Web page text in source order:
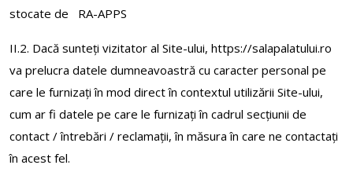
stocate de RA-APPS
II.2. Dacă sunteți vizitator al Site-ului, https://salapalatului.ro
va prelucra datele dumneavoastră cu caracter personal pe
care le furnizați în mod direct în contextul utilizării Site-ului,
cum ar fi datele pe care le furnizați în cadrul secțiunii de
contact / întrebări / reclamații, în măsura în care ne contactați
în acest fel.